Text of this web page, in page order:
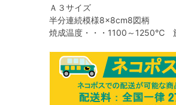
Ａ３サイズ
半分連続模様8×8cm8図柄
焼成温度・・・1100～1250℃